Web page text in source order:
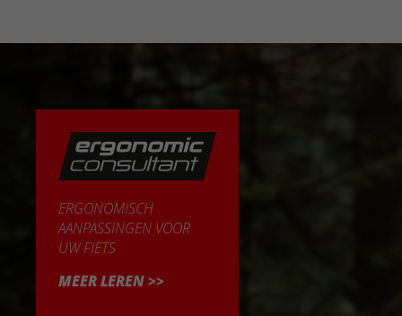
ERGONOMISCH
AANPASSINGEN VOOR
UW FIETS
MEER LEREN >>